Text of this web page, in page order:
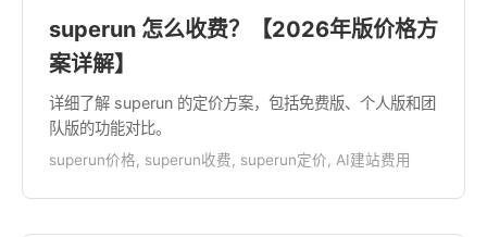
superun 怎么收费？【2026年版价格方
案详解】
详细了解 superun 的定价方案，包括免费版、个人版和团
队版的功能对比。
superun价格, superun收费, superun定价, AI建站费用